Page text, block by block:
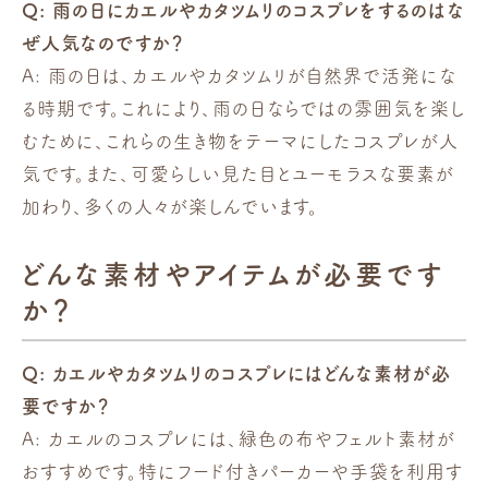
Q: 雨の日にカエルやカタツムリのコスプレをするのはな
ぜ人気なのですか？
A: 雨の日は、カエルやカタツムリが自然界で活発にな
る時期です。これにより、雨の日ならではの雰囲気を楽し
むために、これらの生き物をテーマにしたコスプレが人
気です。また、可愛らしい見た目とユーモラスな要素が
加わり、多くの人々が楽しんでいます。
どんな素材やアイテムが必要です
か？
Q: カエルやカタツムリのコスプレにはどんな素材が必
要ですか？
A: カエルのコスプレには、緑色の布やフェルト素材が
おすすめです。特にフード付きパーカーや手袋を利用す